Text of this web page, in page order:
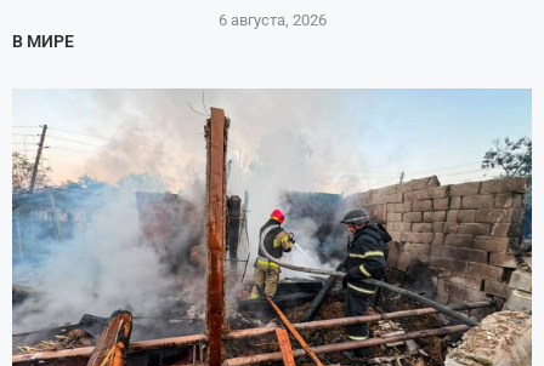
6 августа, 2026
В МИРЕ